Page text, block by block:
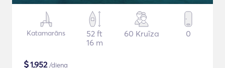
Katamarāns
52 ft
16 m
60 Kruīza 0
$1,952/diena